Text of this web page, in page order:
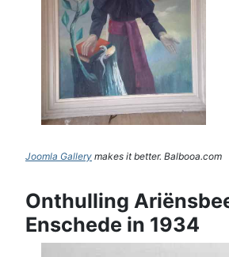
Joomla Gallery makes it better. Balbooa.com
Onthulling
Enschede in 1934